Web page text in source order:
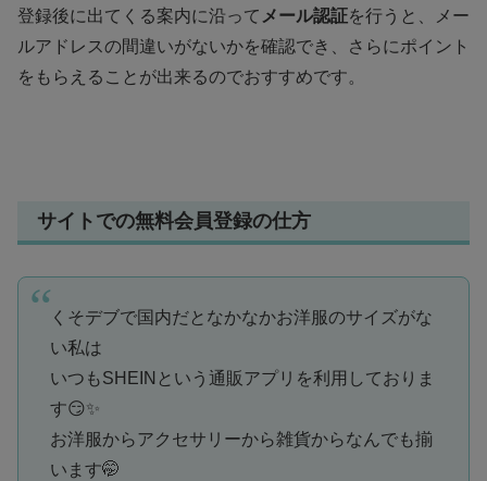
登録後に出てくる案内に沿って メール認証を行うと、メー
ルアドレスの間違いがないかを確認でき、さらにポイント
をもらえることが出来るのでおすすめです。
サイトでの無料会員登録の仕方
くそデブで国内だとなかなかお洋服のサイズがな
い私は
いつもSHEINという通販アプリを利用しておりま
す😏✨
お洋服からアクセサリーから雑貨からなんでも揃
います🤭